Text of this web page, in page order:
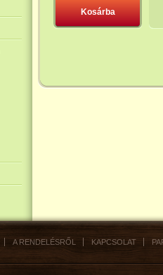
Kosárba
A RENDELÉSRŐL KAPCSOLAT